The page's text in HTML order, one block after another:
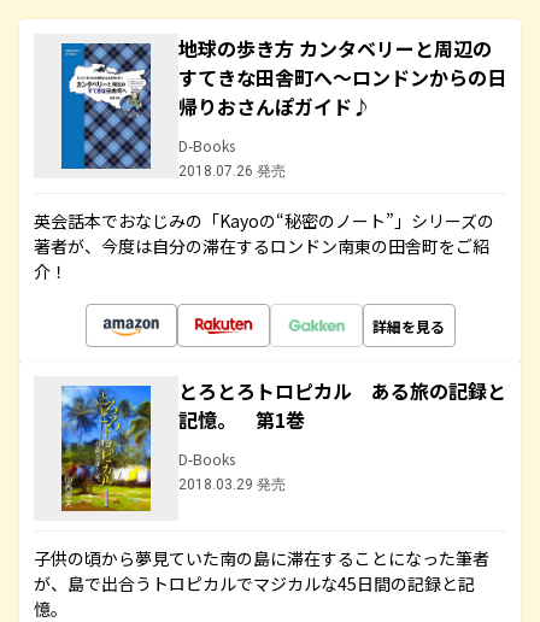
地球の歩き方 カンタベリーと周辺の
すてきな田舎町へ～ロンドンからの日
帰りおさんぽガイド♪
D-Books
2018.07.26 発売
英会話本でおなじみの「Kayoの“秘密のノート”」シリーズの
著者が、今度は自分の滞在するロンドン南東の田舎町をご紹
介！
詳細を見る
とろとろトロピカル ある旅の記録と
記憶。 第1巻
D-Books
2018.03.29 発売
子供の頃から夢見ていた南の島に滞在することになった筆者
が、島で出合うトロピカルでマジカルな45日間の記録と記
憶。